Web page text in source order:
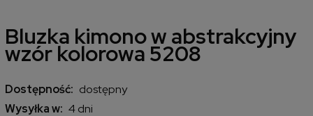
Bluzka kimono w abstrakcyjny
wzór kolorowa 5208
Dostępność: dostępny
Wysyłka w: 4 dni